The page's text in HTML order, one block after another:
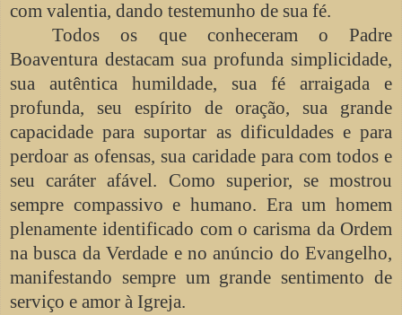
com valentia, dando testemunho de sua fé.
Todos os que conheceram o Padre
Boaventura destacam sua profunda simplicidade,
sua autêntica humildade, sua fé arraigada e
profunda, seu espírito de oração, sua grande
capacidade para suportar as dificuldades e para
perdoar as ofensas, sua caridade para com todos e
seu caráter afável. Como superior, se mostrou
sempre compassivo e humano. Era um homem
plenamente identificado com o carisma da Ordem
na busca da Verdade e no anúncio do Evangelho,
manifestando sempre um grande sentimento de
serviço e amor à Igreja.